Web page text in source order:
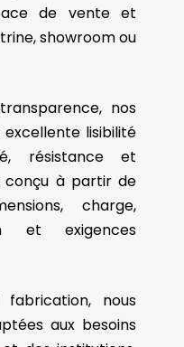
de vente et
showroom ou
nos
lisibilité
résistance et
conçu à partir de
charge,
et exigences
nous
aux besoins